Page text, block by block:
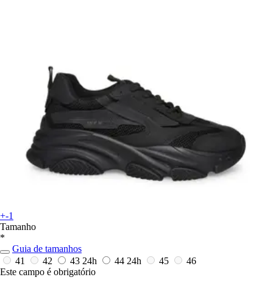
+-1
Tamanho
*
Guia de tamanhos
41
42 43 24h 44 24h 45
46
Este campo é obrigatório